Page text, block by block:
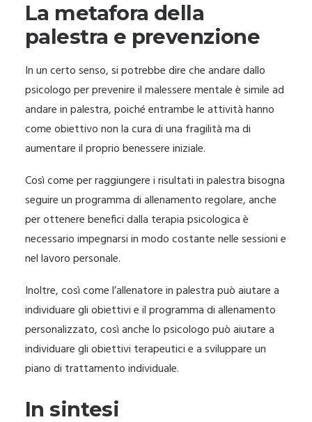
La metafora della
palestra e prevenzione
In un certo senso, si potrebbe dire che andare dallo
psicologo per prevenire il malessere mentale è simile ad
andare in palestra, poiché entrambe le attività hanno
come obiettivo non la cura di una fragilità ma di
aumentare il proprio benessere iniziale.
Così come per raggiungere i risultati in palestra bisogna
seguire un programma di allenamento regolare, anche
per ottenere benefici dalla terapia psicologica è
necessario impegnarsi in modo costante nelle sessioni e
nel lavoro personale.
Inoltre, così come l’allenatore in palestra può aiutare a
individuare gli obiettivi e il programma di allenamento
personalizzato, così anche lo psicologo può aiutare a
individuare gli obiettivi terapeutici e a sviluppare un
piano di trattamento individuale.
In sintesi